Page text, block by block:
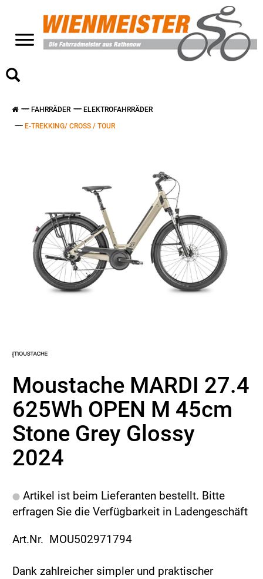
FAHRRÄDER
ELEKTROFAHRRÄDER
E-TREKKING/ CROSS / TOUR
Moustache MARDI 27.4
625Wh OPEN M 45cm
Stone Grey Glossy
2024
Artikel ist beim Lieferanten bestellt. Bitte
erfragen Sie die Verfügbarkeit in Ladengeschäft
Art.Nr. MOU502971794
Dank zahlreicher simpler und praktischer